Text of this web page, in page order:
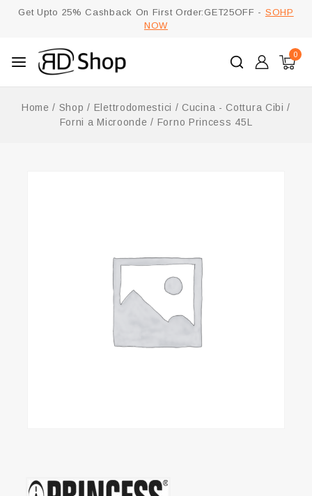
Get Upto 25% Cashback On First Order:GET25OFF - SOHP
NOW
0
Home / Shop / Elettrodomestici / Cucina - Cottura Cibi /
Forni a Microonde / Forno Princess 45L